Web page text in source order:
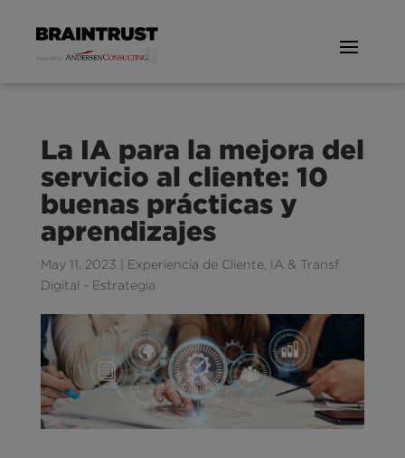
La IA para la mejora del
servicio al cliente: 10
buenas prácticas y
aprendizajes
May 11, 2023 Experiencia de Cliente, IA & Transf
Digital - Estrategia